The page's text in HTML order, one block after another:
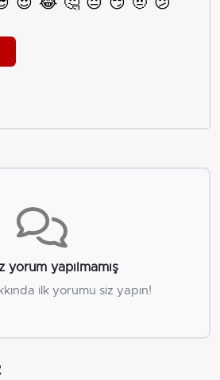
yorum yapılmamış
ilk yorumu siz yapın!